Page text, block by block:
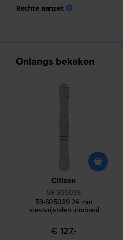
Rechte aanzet
Onlangs bekeken
Citizen
59-S05039
59-S05039 24 mm
roestvrijstalen armband
€ 127,-